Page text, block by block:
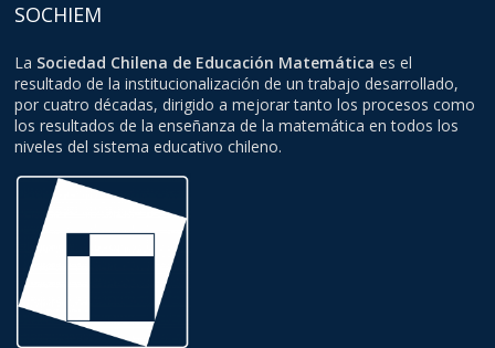
SOCHIEM
La Sociedad Chilena de Educación Matemática es el
resultado de la institucionalización de un trabajo desarrollado,
por cuatro décadas, dirigido a mejorar tanto los procesos como
los resultados de la enseñanza de la matemática en todos los
niveles del sistema educativo chileno.